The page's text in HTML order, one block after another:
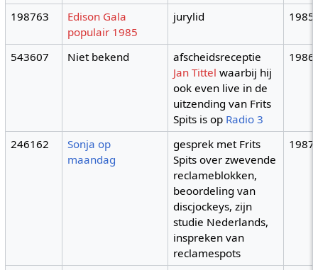
198763
Edison Gala
populair 1985
jurylid 1985
543607 Niet bekend
afscheidsreceptie
Jan Tittel waarbij hij
ook even live in de
uitzending van Frits
Spits is op Radio 3
1986
246162
Sonja op
maandag
gesprek met Frits
Spits over zwevende
reclameblokken,
beoordeling van
discjockeys, zijn
studie Nederlands,
inspreken van
reclamespots
1987